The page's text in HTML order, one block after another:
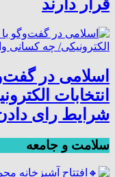
قرار دارند
اسلامی در
انتخابات
شرایط رای
سلامت و جامعه